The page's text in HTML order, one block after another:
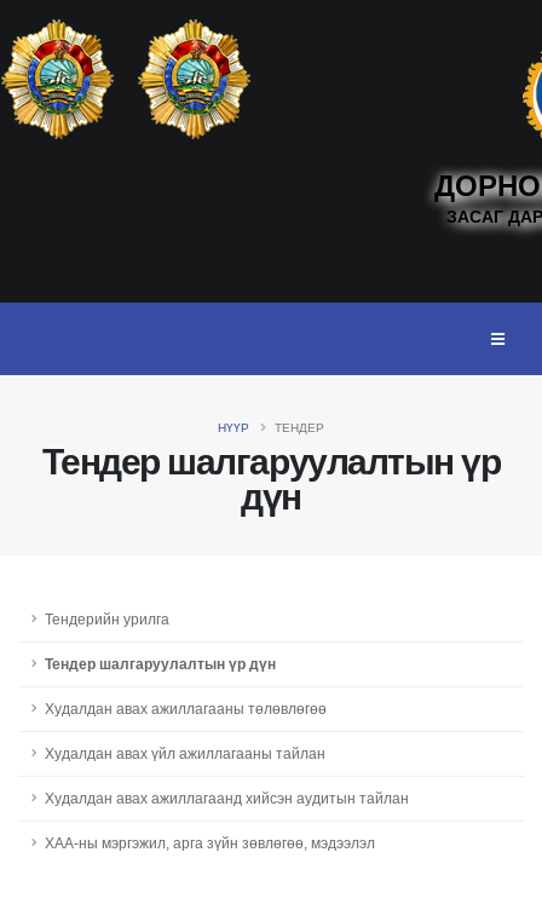
ЗАСАГ
НҮҮР ТЕНДЕР
Тендер шалгаруулалтын үр
дүн
Тендерийн урилга
Тендер шалгаруулалтын үр дүн
Худалдан авах ажиллагааны төлөвлөгөө
Худалдан авах үйл ажиллагааны тайлан
Худалдан авах ажиллагаанд хийсэн аудитын тайлан
ХАА-ны мэргэжил, арга зүйн зөвлөгөө, мэдээлэл